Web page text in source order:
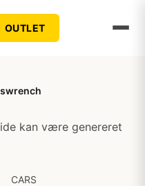
OUTLET
kan være genereret
CARS